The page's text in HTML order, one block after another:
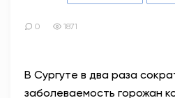
0 1871
В Сургуте в два раза
заболеваемость горожан